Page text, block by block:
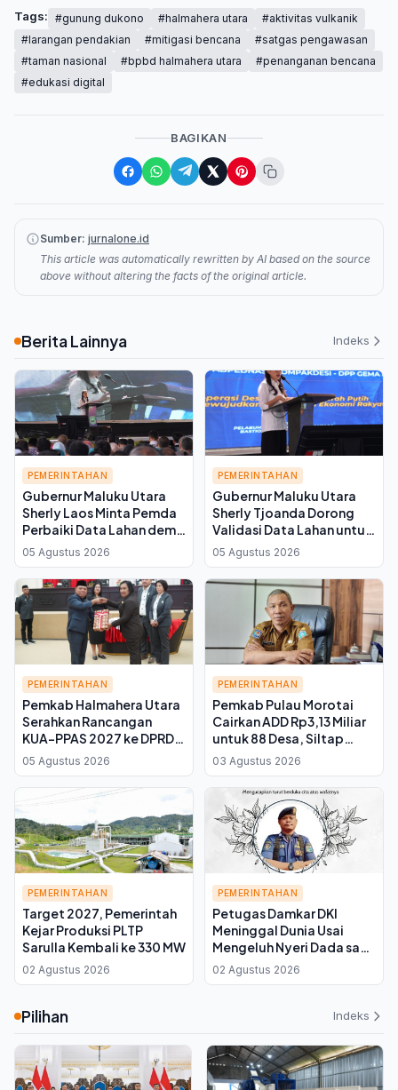
Tags: #gunung dukono #halmahera utara
#aktivitas vulkanik
#larangan pendakian
#mitigasi bencana
#satgas pengawasan
#taman nasional
#bpbd halmahera utara
#penanganan bencana
#edukasi digital
BAGIKAN
Sumber: jurnalone.id
This article was automatically rewritten by AI based on the source
above without altering the facts of the original article.
Berita Lainnya Indeks
PEMERINTAHAN
Gubernur Maluku Utara
Sherly Laos Minta Pemda
Perbaiki Data Lahan demi
Koperasi Merah Putih,
Kuota Sawah 7.500
Hektare Melayang
05 Agustus 2026
PEMERINTAHAN
Gubernur Maluku Utara
Sherly Tjoanda Dorong
Validasi Data Lahan untuk
Selamatkan Kuota Cetak
Sawah 7.500 Hektare
05 Agustus 2026
PEMERINTAHAN
Pemkab Halmahera Utara
Serahkan Rancangan
KUA-PPAS 2027 ke DPRD,
Fokus Buka Isolasi
Wilayah dan Perkuat
Ekonomi Lokal
05 Agustus 2026
PEMERINTAHAN
Pemkab Pulau Morotai
Cairkan ADD Rp3,13 Miliar
untuk 88 Desa, Siltap
Perangkat Desa
Desember 2025 Masih
Tertunda
03 Agustus 2026
PEMERINTAHAN
Target 2027, Pemerintah
Kejar Produksi PLTP
Sarulla Kembali ke 330 MW
02 Agustus 2026
PEMERINTAHAN
Petugas Damkar DKI
Meninggal Dunia Usai
Mengeluh Nyeri Dada saat
Padamkan Kebakaran
Sampah di Kramat Jati
02 Agustus 2026
Pilihan Indeks